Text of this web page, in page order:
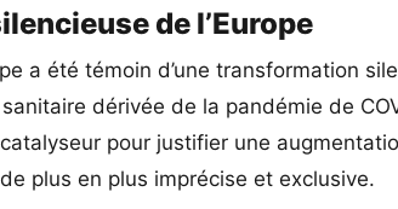
de l’Europe
a été témoin d’une transformation
dérivée de la pandémie de
pour justifier une
plus en plus imprécise et exclusive.